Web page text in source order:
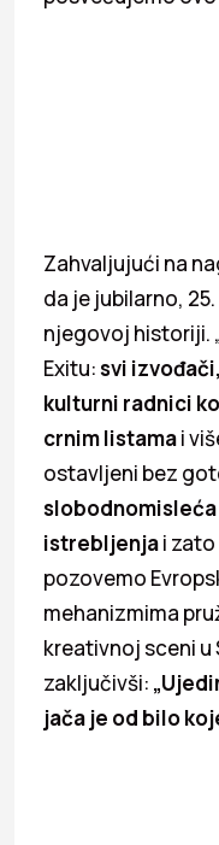
Zahvaljujući na
da je jubilarno,
njegovoj historiji.
Exitu:svi
kulturni radnici
crnim listamai
ostavljeni bez
slobodnomisleća
istrebljenjai
pozovemo
mehanizmima
kreativnoj sceni u
zaključivši:
jača je od bilo